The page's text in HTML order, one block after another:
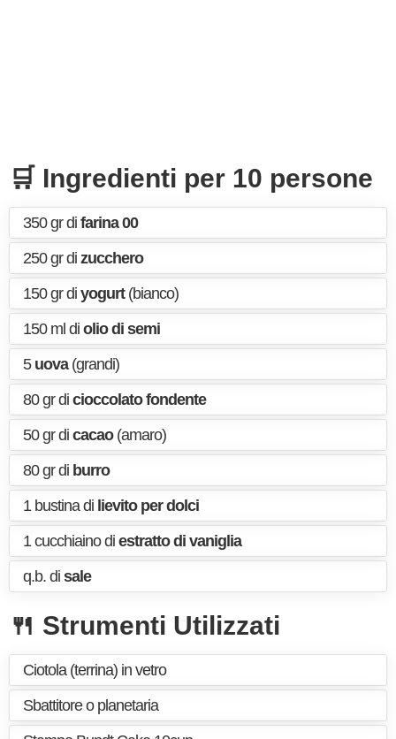
🛒 Ingredienti per 10 persone
350 gr di farina 00
250 gr di zucchero
150 gr di yogurt(bianco)
150 ml di olio di semi
5 uova(grandi)
80 gr di cioccolato fondente
50 gr di cacao(amaro)
80 gr di burro
1 bustina di lievito per dolci
1 cucchiaino di estratto di vaniglia
q.b. di sale
🍴 Strumenti Utilizzati
Ciotola (terrina) in vetro
Sbattitore o planetaria